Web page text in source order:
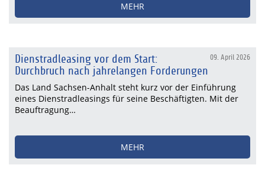
MEHR
09. April 2026
Dienstradleasing vor dem Start:
Durchbruch nach jahrelangen Forderungen
Das Land Sachsen-Anhalt steht kurz vor der Einführung
eines Dienstradleasings für seine Beschäftigten. Mit der
Beauftragung…
MEHR